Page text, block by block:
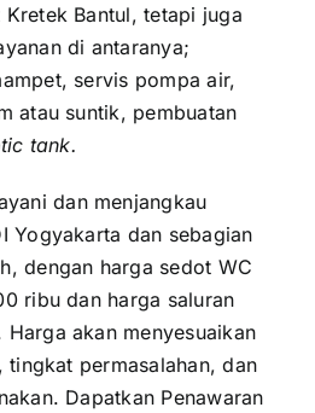
Bantul, tetapi juga
di antaranya;
servis pompa air,
atau suntik, pembuatan
tank.
dan menjangkau
Yogyakarta dan sebagian
dengan harga sedot WC
ribu dan harga saluran
akan menyesuaikan
tingkat permasalahan, dan
Dapatkan Penawaran